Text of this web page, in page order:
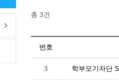
총 3건
번호
3 학부모기자단